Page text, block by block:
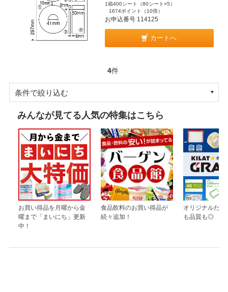
1箱400シート（80シート×5）
1674ポイント
（10倍）
お申込番号 114125
カートへ
4件
条件で絞り込む
みんなが見てる人気の特集はこちら
お買い得品を月曜から金
曜まで「まいにち」更新
中！
食品飲料のお買い得品が
続々追加！
オリジナルだか
も品質も◎